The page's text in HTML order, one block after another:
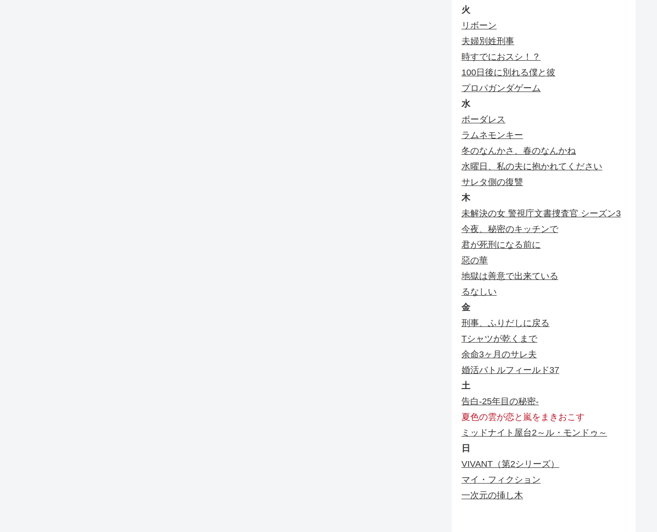
火
リボーン
夫婦別姓刑事
時すでにおスシ！？
100日後に別れる僕と彼
プロパガンダゲーム
水
ボーダレス
ラムネモンキー
冬のなんかさ、春のなんかね
水曜日、私の夫に抱かれてください
サレタ側の復讐
木
未解決の女 警視庁文書捜査官 シーズン3
今夜、秘密のキッチンで
君が死刑になる前に
惡の華
地獄は善意で出来ている
るなしい
金
刑事、ふりだしに戻る
Tシャツが乾くまで
余命3ヶ月のサレ夫
婚活バトルフィールド37
土
告白-25年目の秘密-
夏色の雲が恋と嵐をまきおこす
ミッドナイト屋台2～ル・モンドゥ～
日
VIVANT（第2シリーズ）
マイ・フィクション
一次元の挿し木